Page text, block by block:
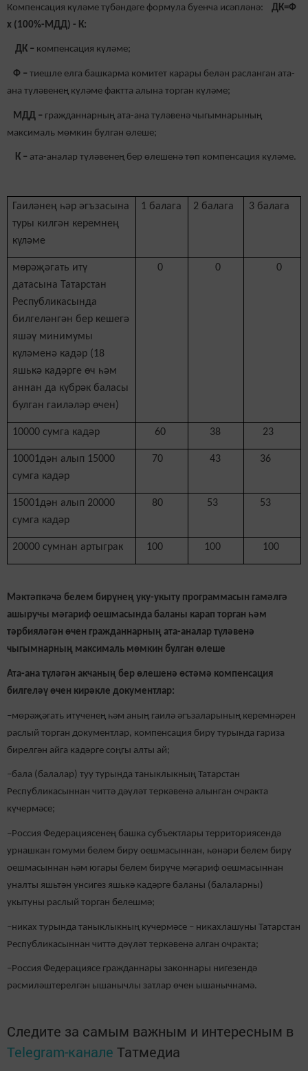
Компенсация күләме түбәндәге формула буенча исәпләнә: ДК=Ф
х (100%-МДД) - К:
ДК – компенсация күләме;
Ф – тиешле елга башкарма комитет карары белән расланган ата-
ана түләвенең күләме фактта алына торган күләме;
МДД – гражданнарның ата-ана түләвенә чыгымнарының
максималь мөмкин булган өлеше;
К – ата-аналар түләвенең бер өлешенә төп компенсация күләме.
Гаиләнең һәр әгъзасына
туры килгән керемнең
күләме
1 балага 2 балага 3 балага
мөрәҗәгать итү
датасына Татарстан
Республикасында
билгеләнгән бер кешегә
яшәү минимумы
күләменә кадәр (18
яшькә кадәрге өч һәм
аннан да күбрәк баласы
булган гаиләләр өчен)
0 0 0
10000 сумга кадәр 60 38 23
10001дән алып 15000
сумга кадәр
70 43 36
15001дән алып 20000
сумга кадәр
80 53 53
20000 сумнан артыграк 100 100 100
Мәктәпкәчә белем бирүнең уку-укыту программасын гамәлгә
ашыручы мәгариф оешмасында баланы карап торган һәм
тәрбияләгән өчен гражданнарның ата-аналар түләвенә
чыгымнарның максималь мөмкин булган өлеше
Ата-ана түләгән акчаның бер өлешенә өстәмә компенсация
билгеләү өчен кирәкле документлар:
–мөрәҗәгать итүченең һәм аның гаилә әгъзаларының керемнәрен
раслый торган документлар, компенсация бирү турында гариза
бирелгән айга кадәрге соңгы алты ай;
–бала (балалар) туу турында таныклыкның Татарстан
Республикасыннан читтә дәүләт теркәвенә алынган очракта
күчермәсе;
–Россия Федерациясенең башка субъектлары территориясендә
урнашкан гомуми белем бирү оешмасыннан, һөнәри белем бирү
оешмасыннан һәм югары белем бирүче мәгариф оешмасыннан
уналты яшьтән унсигез яшькә кадәрге баланы (балаларны)
укытуны раслый торган белешмә;
–никах турында таныклыкның күчермәсе – никахлашуны Татарстан
Республикасыннан читтә дәүләт теркәвенә алган очракта;
–Россия Федерациясе гражданнары законнары нигезендә
рәсмиләштерелгән ышанычлы затлар өчен ышанычнамә.
Следите за самым важным и интересным в
Telegram-канале Татмедиа